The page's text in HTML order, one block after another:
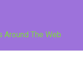
The Web